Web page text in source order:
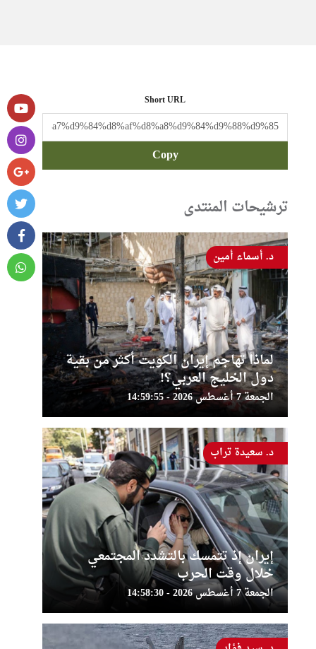
Short URL
Copy
ترشيحات المنتدى
لماذا تهاجم إيران الكويت أكثر من بقية
دول الخليج العربي؟!
الجمعة 7 أغسطس 2026 - 14:59:55
د. أسماء أمين
إيران إذ تتمسك بالتشدد المجتمعي
خلال وقت الحرب
الجمعة 7 أغسطس 2026 - 14:58:30
د. سعيدة تراب